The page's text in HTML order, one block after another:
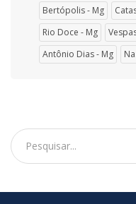
Bertópolis - Mg
Rio Doce - Mg
Antônio Dias - Mg